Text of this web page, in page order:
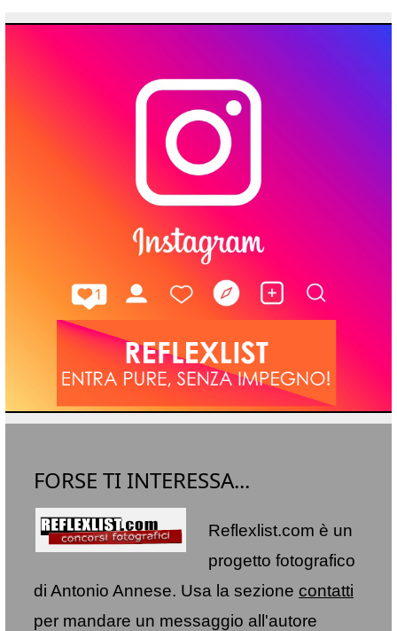
FORSE TI INTERESSA...
Reflexlist.com è un
progetto fotografico
di Antonio Annese. Usa la sezione contatti
per mandare un messaggio all'autore